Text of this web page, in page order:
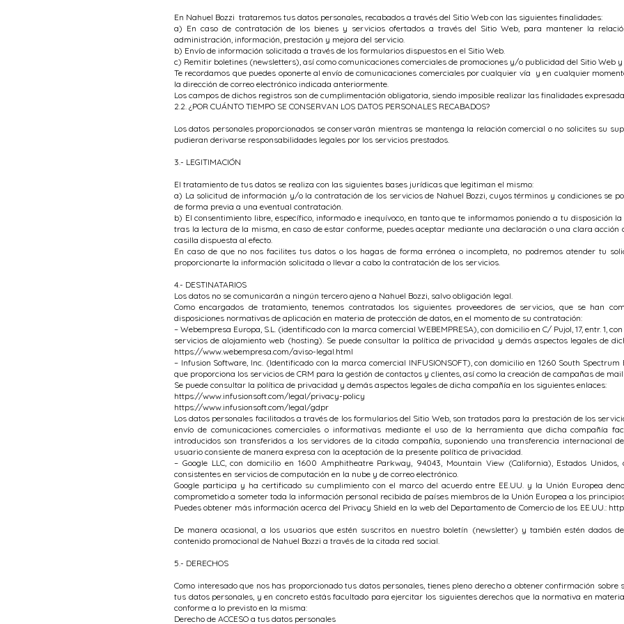
En Nahuel Bozzi trataremos tus datos personales, recabados a través del Sitio Web con las siguientes finalidades:
a) En caso de contratación de los bienes y servicios ofertados a través del Sitio Web, para mantener la
administración, información, prestación y mejora del servicio.
b) Envío de información solicitada a través de los formularios dispuestos en el Sitio Web.
c) Remitir boletines (newsletters), así como comunicaciones comerciales de promociones y/o publicidad del Sitio Web
Te recordamos que puedes oponerte al envío de comunicaciones comerciales por cualquier vía y en cualquier
la dirección de correo electrónico indicada anteriormente.
Los campos de dichos registros son de cumplimentación obligatoria, siendo imposible realizar las finalidades
2.2. ¿POR CUÁNTO TIEMPO SE CONSERVAN LOS DATOS PERSONALES RECABADOS?
Los datos personales proporcionados se conservarán mientras se mantenga la relación comercial o no solicites su
pudieran derivarse responsabilidades legales por los servicios prestados.
3.- LEGITIMACIÓN
El tratamiento de tus datos se realiza con las siguientes bases jurídicas que legitiman el mismo:
a) La solicitud de información y/o la contratación de los servicios de Nahuel Bozzi, cuyos términos y condiciones se
de forma previa a una eventual contratación.
b) El consentimiento libre, específico, informado e inequívoco, en tanto que te informamos poniendo a tu disposición
tras la lectura de la misma, en caso de estar conforme, puedes aceptar mediante una declaración o una clara
casilla dispuesta al efecto.
En caso de que no nos facilites tus datos o los hagas de forma errónea o incompleta, no podremos atender tu
proporcionarte la información solicitada o llevar a cabo la contratación de los servicios.
4.- DESTINATARIOS
Los datos no se comunicarán a ningún tercero ajeno a Nahuel Bozzi, salvo obligación legal.
Como encargados de tratamiento, tenemos contratados los siguientes proveedores de servicios, que se han
disposiciones normativas de aplicación en materia de protección de datos, en el momento de su contratación:
– Webempresa Europa, S.L. (identificado con la marca comercial WEBEMPRESA), con domicilio en C/ Pujol, 17, entr. 1,
servicios de alojamiento web (hosting). Se puede consultar la política de privacidad y demás aspectos legales de
https://www.webempresa.com/aviso-legal.html
– Infusion Software, Inc. (Identificado con la marca comercial INFUSIONSOFT), con domicilio en 1260 South
que proporciona los servicios de CRM para la gestión de contactos y clientes, así como la creación de campañas de
Se puede consultar la política de privacidad y demás aspectos legales de dicha compañía en los siguientes enlaces:
https://www.infusionsoft.com/legal/privacy-policy
https://www.infusionsoft.com/legal/gdpr
Los datos personales facilitados a través de los formularios del Sitio Web, son tratados para la prestación de los
envío de comunicaciones comerciales o informativas mediante el uso de la herramienta que dicha compañía
introducidos son transferidos a los servidores de la citada compañía, suponiendo una transferencia internacional
usuario consiente de manera expresa con la aceptación de la presente política de privacidad.
– Google LLC, con domicilio en 1600 Amphitheatre Parkway, 94043, Mountain View (California), Estados
consistentes en servicios de computación en la nube y de correo electrónico.
Google participa y ha certificado su cumplimiento con el marco del acuerdo entre EE.UU. y la Unión Europea
comprometido a someter toda la información personal recibida de países miembros de la Unión Europea a los
Puedes obtener más información acerca del Privacy Shield en la web del Departamento de Comercio de los EE.UU.:
De manera ocasional, a los usuarios que estén suscritos en nuestro boletín (newsletter) y también estén dados
contenido promocional de Nahuel Bozzi a través de la citada red social.
5.- DERECHOS
Como interesado que nos has proporcionado tus datos personales, tienes pleno derecho a obtener confirmación
tus datos personales, y en concreto estás facultado para ejercitar los siguientes derechos que la normativa en
conforme a lo previsto en la misma:
Derecho de ACCESO a tus datos personales